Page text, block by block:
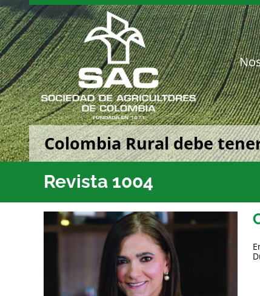
Saltar
al
contenido
Colombia Rural debe
Revista 1004